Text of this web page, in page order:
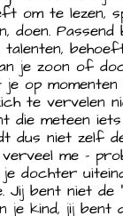
om te lezen,
doen. Passend
talenten,
je zoon of
op
te vervelen
die meteen
dus niet zelf
me –
dochter
Jij bent niet de
je kind, jij bent